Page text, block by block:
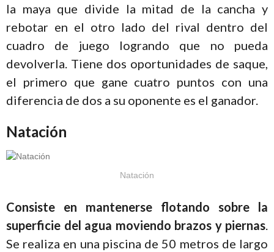
la maya que divide la mitad de la cancha y
rebotar en el otro lado del rival dentro del
cuadro de juego logrando que no pueda
devolverla. Tiene dos oportunidades de saque,
el primero que gane cuatro puntos con una
diferencia de dos a su oponente es el ganador.
Natación
Natación
Consiste en mantenerse flotando sobre la
superficie del agua moviendo brazos y piernas.
Se realiza en una piscina de 50 metros de largo